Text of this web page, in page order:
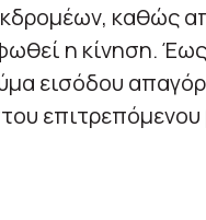
καθώς
η κίνηση.
εισόδου